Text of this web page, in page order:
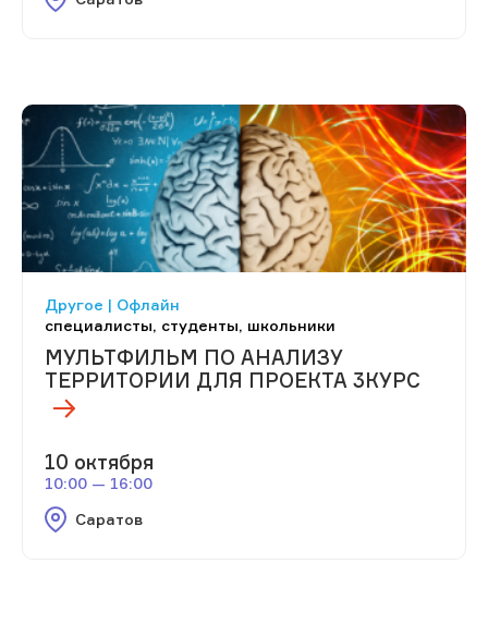
Другое | Офлайн
специалисты, студенты, школьники
МУЛЬТФИЛЬМ ПО АНАЛИЗУ
ТЕРРИТОРИИ ДЛЯ ПРОЕКТА 3КУРС
10 октября
10:00 — 16:00
Саратов